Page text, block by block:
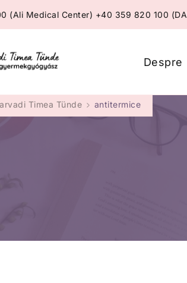
(Ali Medical Center) +40 359 820 100
Dr. SzarvadiDespre
Timea Tünde antitermice